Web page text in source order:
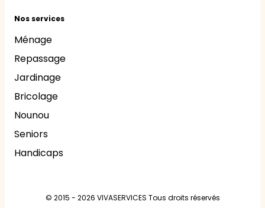
Nos services
Ménage
Repassage
Jardinage
Bricolage
Nounou
Seniors
Handicaps
© 2015 - 2026 VIVASERVICES Tous droits réservés